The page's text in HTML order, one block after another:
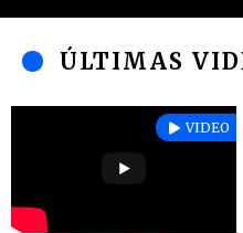
ÚLTIMAS
VIDEO